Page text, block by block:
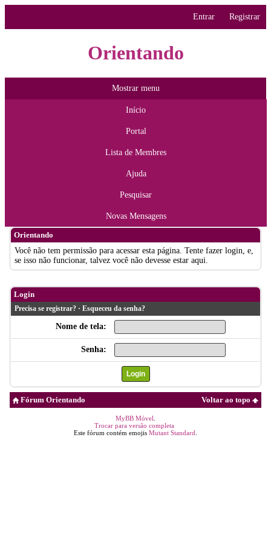
Entrar Registrar
Orientando
Mostrar menu
Início
Portal
Lista de Membres
Ajuda
Pesquisar
Novas Mensagens
Orientando
Você não tem permissão para acessar esta página. Tente fazer login, e,
se isso não funcionar, talvez você não devesse estar aqui.
Login
Precisa se registrar? · Esqueceu da senha?
Nome de tela:
Senha:
Voltar ao topo
Fórum Orientando
MyBB Móvel
Trocar para versão completa
Este fórum contém emojis Mutant Standard